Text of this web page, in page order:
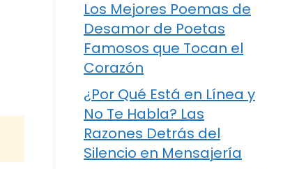
Los Mejores Poemas de
Desamor de Poetas
Famosos que Tocan el
Corazón
¿Por Qué Está en Línea y
No Te Habla? Las
Razones Detrás del
Silencio en Mensajería